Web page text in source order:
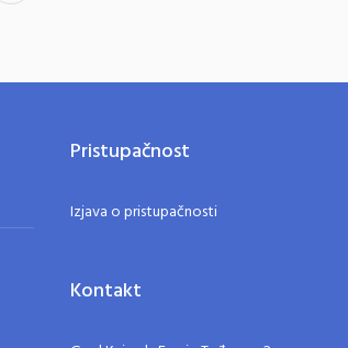
Pristupačnost
Izjava o pristupačnosti
Kontakt